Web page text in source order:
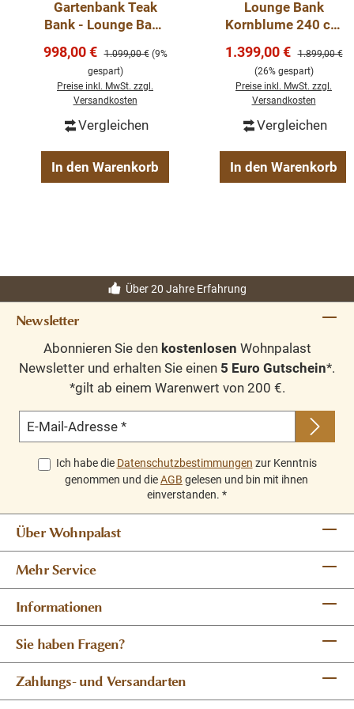
Material:Teak massiv
Besonderheit:jede Bank ein Unikat
Eigenschaften:robust, massiv, langlebig,
witterungsbeständig
Einsatzbereich:Indoor & Outdoor
Stil:
natürlich, rustikal, zeitlos
Gartenbank Teak
Bank - Lounge Bank
Verkaufspreis:
998,00 € Regulärer Preis:
1.099,00 € (9%
gespart)
Preise inkl. MwSt. zzgl.
Versandkosten
Vergleichen
In den Warenkorb
Lounge Bank
Kornblume 240 cm
Gartenbank mit
Sitzkissen
Verkaufspreis:
1.399,00 € Regulärer
1.899,00 €
(26% gespart)
Preise inkl. MwSt. zzgl.
Versandkosten
Vergleichen
In den Warenkorb
Über 20 Jahre Erfahrung
Newsletter
Abonnieren Sie den kostenlosen Wohnpalast
Newsletter und erhalten Sie einen 5 Euro Gutschein*.
*gilt ab einem Warenwert von 200 €.
E-Mail-Adresse *
Ich habe die Datenschutzbestimmungen zur Kenntnis
genommen und dieAGB gelesen und bin mit ihnen
einverstanden. *
Über Wohnpalast
Mehr Service
Informationen
Sie haben Fragen?
Zahlungs- und Versandarten